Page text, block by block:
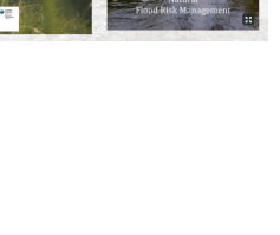
EAUX TERRAIN D’ENTENTE